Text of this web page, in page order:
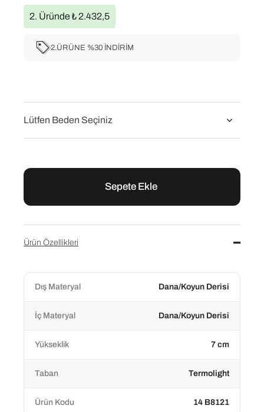
2.ÜRÜNE %30 İNDİRİM
2. Üründe ₺ 2.432,5
Ürün Özellikleri
Dış Materyal Dana/Koyun Derisi
İç Materyal Dana/Koyun Derisi
Yükseklik 7 cm
Taban Termolight
Ürün Kodu 14 B8121